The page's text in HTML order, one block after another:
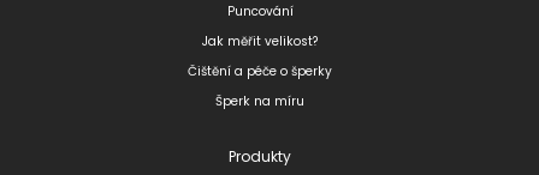
Puncování
Jak měřit velikost?
Čištění a péče o šperky
Šperk na míru
Produkty